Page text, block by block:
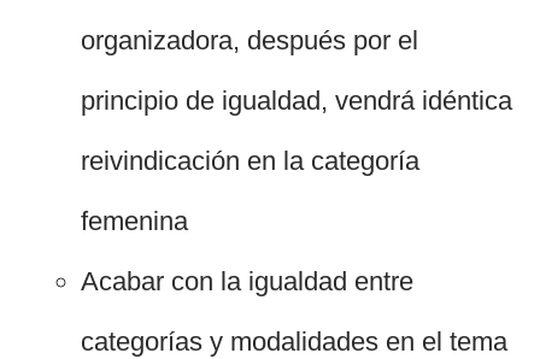
organizadora, después por el
principio de igualdad, vendrá idéntica
reivindicación en la categoría
femenina
Acabar con la igualdad entre
categorías y modalidades en el tema